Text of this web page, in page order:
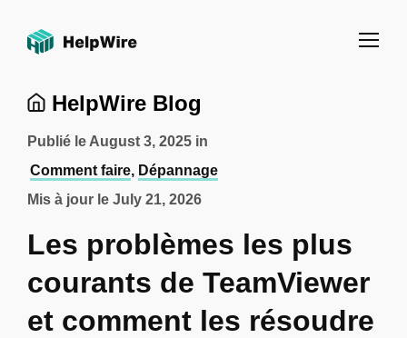
HelpWire Blog
Mis à jour le July 21, 2026
Publié le August 3, 2025 in
Comment faire, Dépannage
Les problèmes les plus
courants de TeamViewer
et comment les résoudre